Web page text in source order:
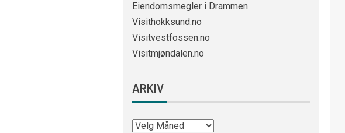
Eiendomsmegler i Drammen
Visithokksund.no
Visitvestfossen.no
Visitmjøndalen.no
ARKIV